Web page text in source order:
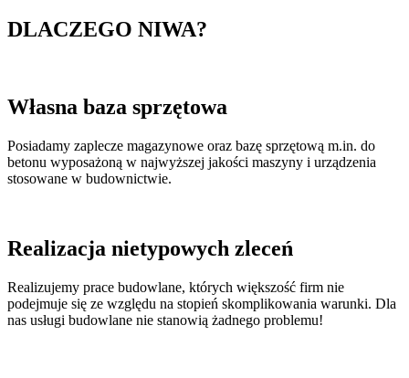
DLACZEGO NIWA?
Własna baza sprzętowa
Posiadamy zaplecze magazynowe oraz bazę sprzętową m.in. do
betonu wyposażoną w najwyższej jakości maszyny i urządzenia
stosowane w budownictwie.
Realizacja nietypowych zleceń
Realizujemy prace budowlane, których większość firm nie
podejmuje się ze względu na stopień skomplikowania warunki. Dla
nas usługi budowlane nie stanowią żadnego problemu!